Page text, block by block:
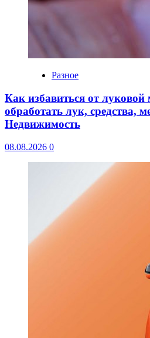
Разное
Как избавиться от
обработать лук, средства,
Недвижимость
08.08.2026 0